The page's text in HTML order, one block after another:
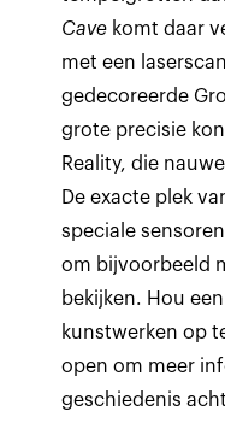
Cave komt daar
met een
gedecoreerde
grote precisie
Reality, die
De exacte plek
speciale
om bijvoorbeeld
bekijken. Hou
kunstwerken op
open om meer
geschiedenis